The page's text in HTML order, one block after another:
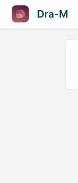
Dra-M